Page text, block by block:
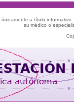
a título
su médico o